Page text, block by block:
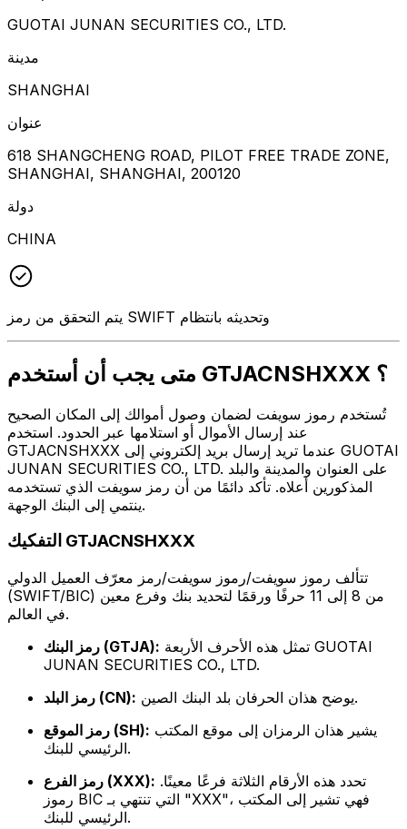
GUOTAI JUNAN SECURITIES CO., LTD.
مدينة
SHANGHAI
عنوان
618 SHANGCHENG ROAD, PILOT FREE TRADE ZONE,
SHANGHAI, SHANGHAI, 200120
دولة
CHINA
يتم التحقق من رمز SWIFT وتحديثه بانتظام
متى يجب أن أستخدم GTJACNSHXXX ؟
تُستخدم رموز سويفت لضمان وصول أموالك إلى المكان الصحيح
عند إرسال الأموال أو استلامها عبر الحدود. استخدم
GTJACNSHXXX عندما تريد إرسال بريد إلكتروني إلى GUOTAI
JUNAN SECURITIES CO., LTD. على العنوان والمدينة والبلد
المذكورين أعلاه. تأكد دائمًا من أن رمز سويفت الذي تستخدمه
ينتمي إلى البنك الوجهة.
التفكيك GTJACNSHXXX
تتألف رموز سويفت/رموز سويفت/رمز معرّف العميل الدولي
(SWIFT/BIC) من 8 إلى 11 حرفًا ورقمًا لتحديد بنك وفرع معين
في العالم.
رمز البنك (GTJA):
JUNAN SECURITIES CO., LTD.
رمز البلد (CN):
يوضح هذان الحرفان بلد البنك الصين.
رمز الموقع (SH):
الرئيسي للبنك.
رمز الفرع (XXX):
رموز BIC التي تنتهي بـ "XXX"، فهي تشير إلى المكتب
الرئيسي للبنك.